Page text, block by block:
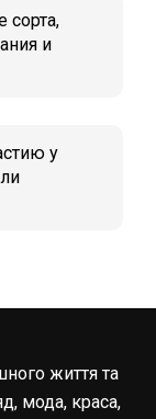
сорта,
и
у
життя та
мода, краса,